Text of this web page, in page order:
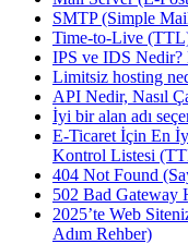
SMTP (Simple
Time-to-Live
IPS ve IDS Nedir?
Limitsiz hosting
API Nedir, Nasıl
İyi bir alan adı
E-Ticaret İçin En
Kontrol Listesi
404 Not Found
502 Bad Gateway
2025’te Web
Adım Rehber)